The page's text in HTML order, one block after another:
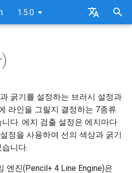
1.5.0
굵기를 설정하는 브러시 설정과
라인을 그릴지 결정하는 7종류
다. 에지 검출 설정은 에지마다
정을 사용하여 선의 색상과 굵기
니다.
엔진(Pencil+ 4 Line Engine)은